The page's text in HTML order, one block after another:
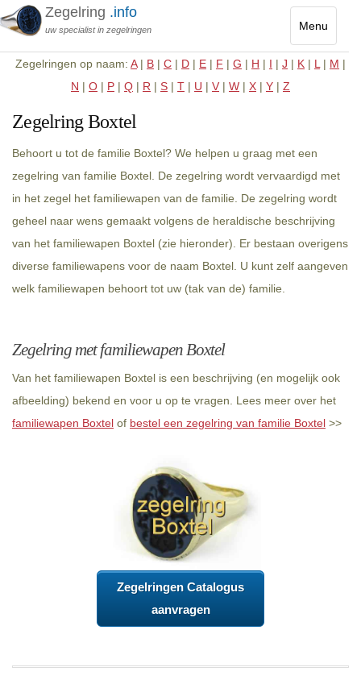
Menu
Toggle
Zegelring .info
uw specialist in zegelringen
Zegelringen op naam: A| B | C | D | E | F | G | H | I | J | K | L | M |
N | O | P | Q | R | S | T | U | V | W | X | Y | Z
Zegelring Boxtel
Behoort u tot de familie Boxtel? We helpen u graag met een
zegelring van familie Boxtel. De zegelring wordt vervaardigd met
in het zegel het familiewapen van de familie. De zegelring wordt
geheel naar wens gemaakt volgens de heraldische beschrijving
van het familiewapen Boxtel (zie hieronder). Er bestaan overigens
diverse familiewapens voor de naam Boxtel. U kunt zelf aangeven
welk familiewapen behoort tot uw (tak van de) familie.
Zegelring met familiewapen Boxtel
Van het familiewapen Boxtel is een beschrijving (en mogelijk ook
afbeelding) bekend en voor u op te vragen. Lees meer over het
familiewapen Boxtel of bestel een zegelring van familie Boxtel >>
Zegelringen Catalogus
aanvragen